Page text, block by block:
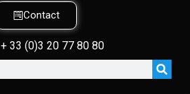
Contact
+ 33 (0)3 20 77 80 80